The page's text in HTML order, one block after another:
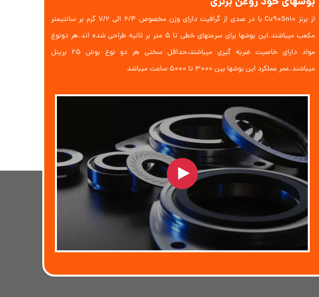
از برنز Cu90Sn10 با در صدی از گرافیت دارای وزن مخصوص 6/4 الی 7/2 گرم بر سانتیمتر
مکعب میباشند.این بوشها برای سرعتهای خطی تا 5 متر بر ثانیه طراحی شده اند.هر دونوع
مواد دارای خاصیت ضربه گیری میباشند،حداقل سختی هر دو نوع بوش 25 برینل
میباشند.عمر عملکرد این بوشها بین 3000 تا 5000 ساعت میباشد